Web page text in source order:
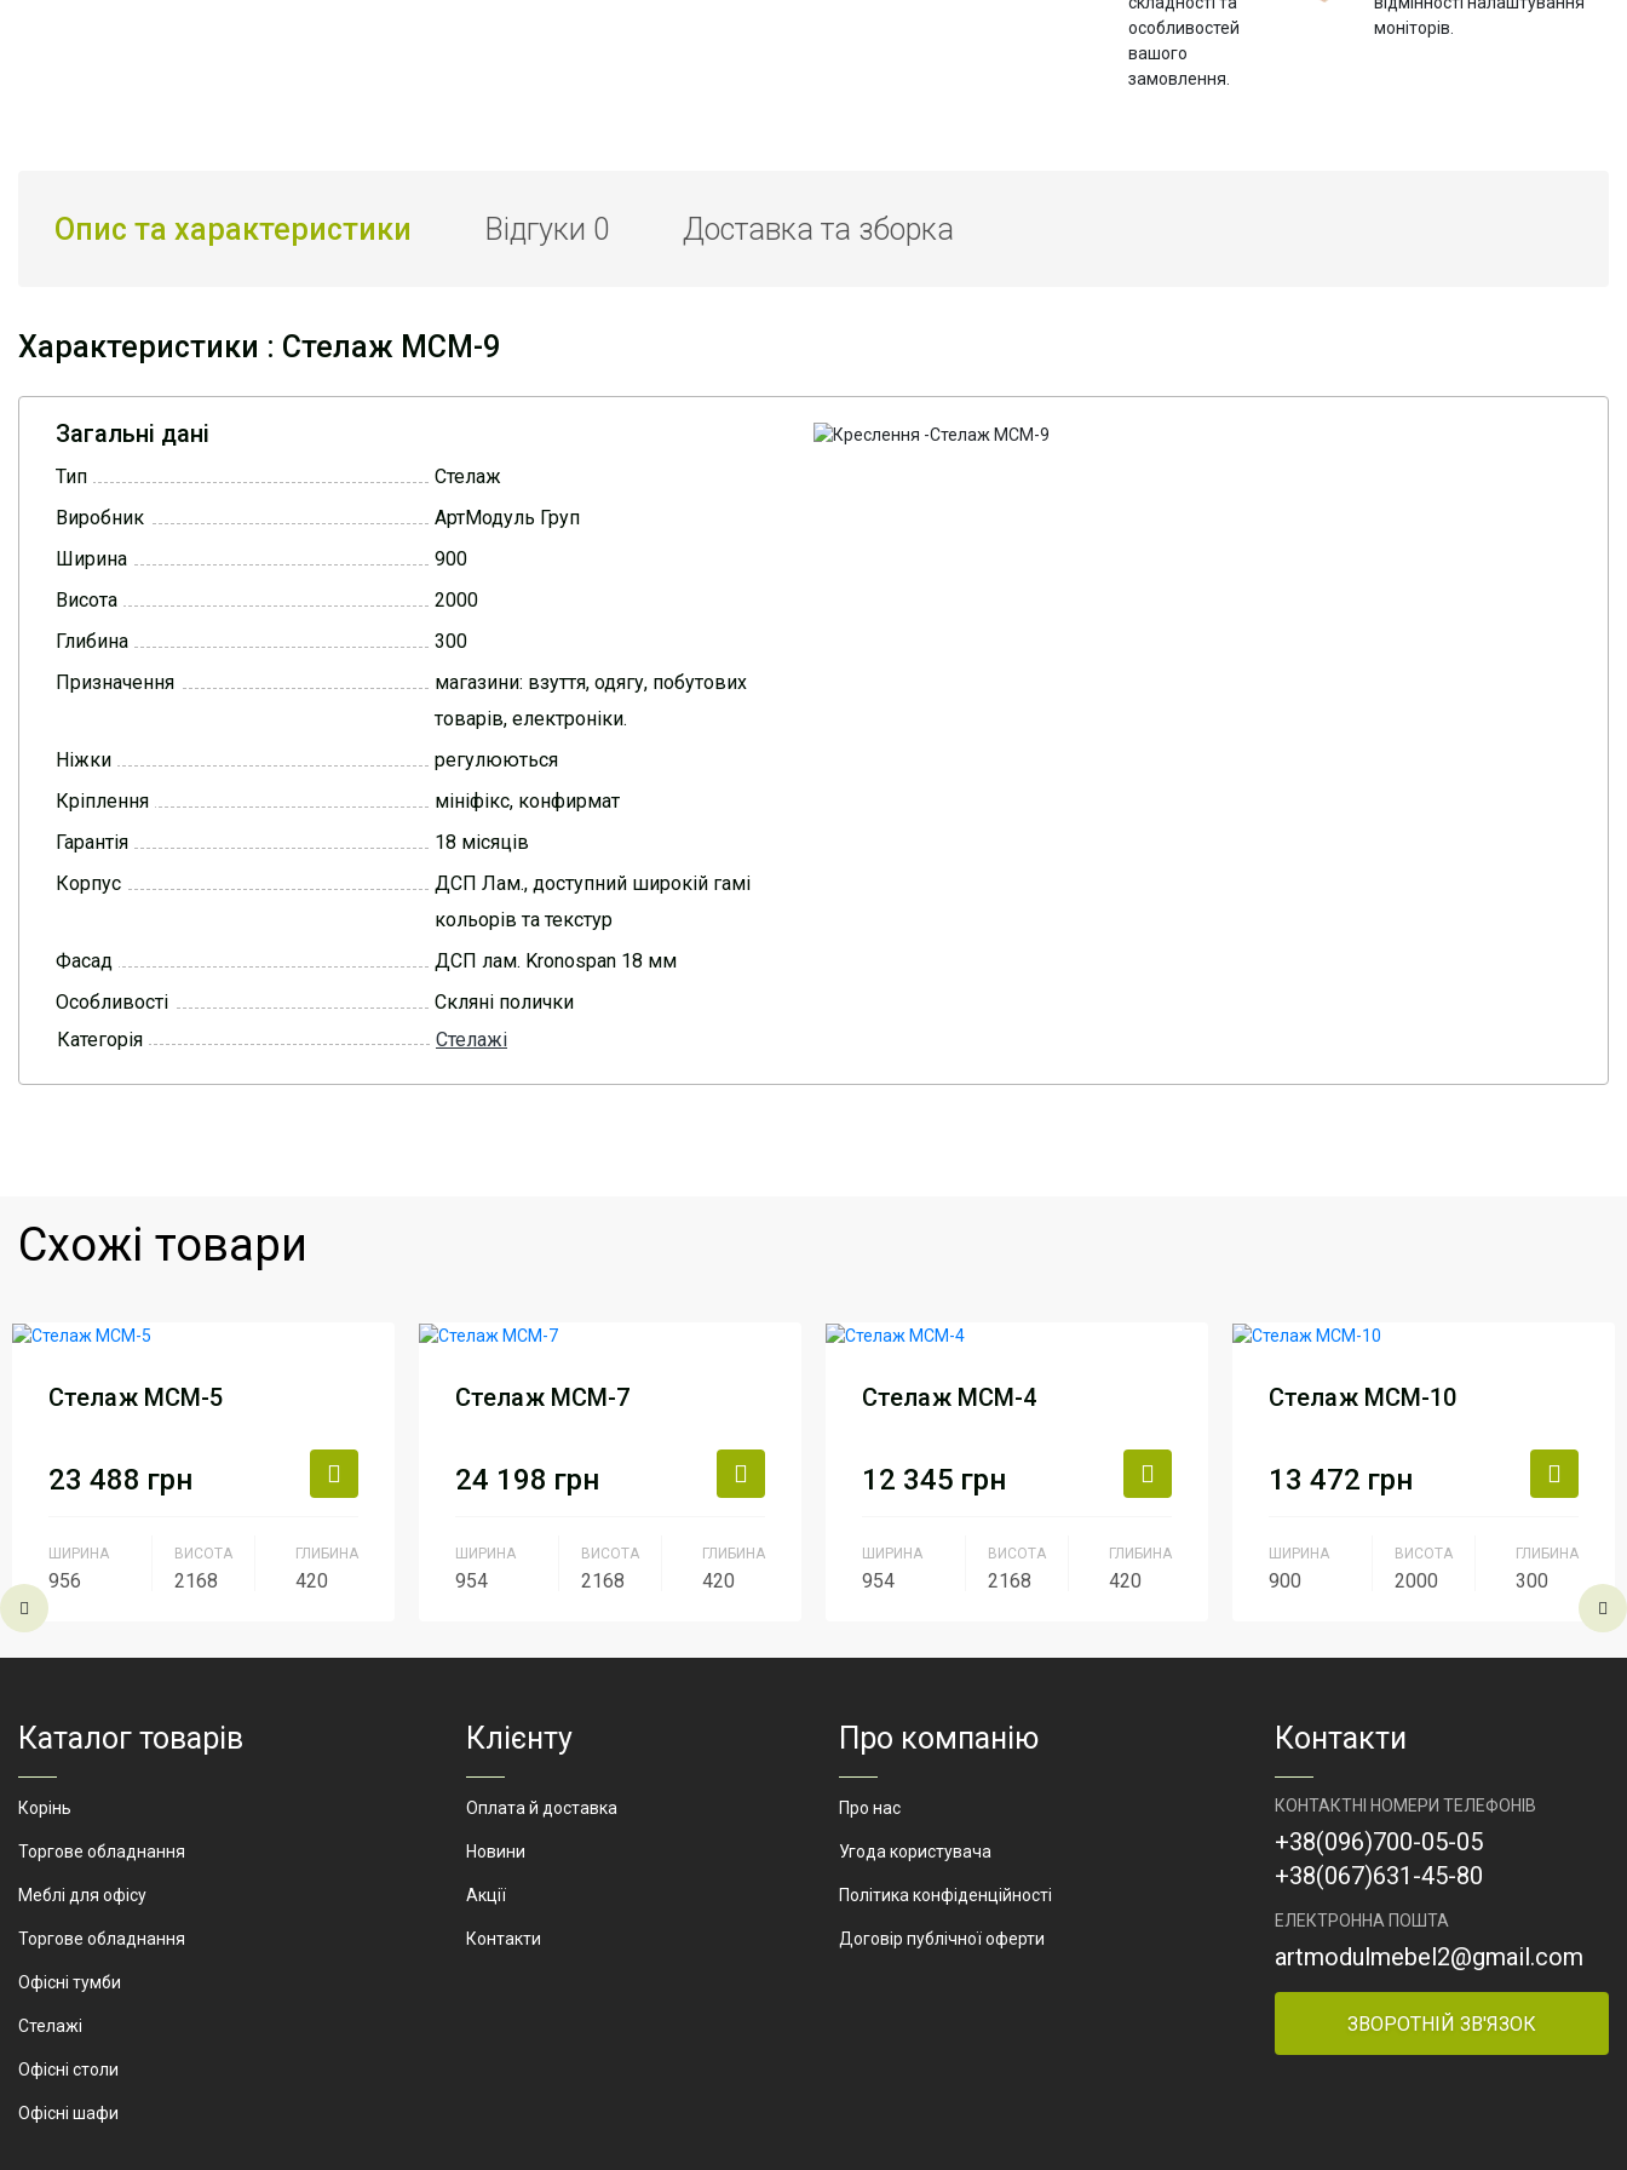
особливостей
вашого
замовлення.
моніторів.
Опис та характеристики Відгуки 0 Доставка та зборка
Характеристики : Стелаж МСМ-9
Загальні дані
Тип
Стелаж
Виробник
АртМодуль Груп
Ширина
900
Висота
2000
Глибина
300
Призначення
магазини: взуття, одягу, побутових
товарів, електроніки.
Ніжки
регулюються
Кріплення
мініфікс, конфирмат
Гарантія
18 місяців
Корпус
ДСП Лам., доступний широкій гамі
кольорів та текстур
Фасад
ДСП лам. Kronospan 18 мм
Особливості
Скляні полички
Категорія
Стелажі
Схожі товари
Стелаж МСМ-5
23 488 грн
ШИРИНА
956
ВИСОТА
2168
ГЛИБИНА
420
выпечки,
россыпных
Стелаж МСМ-7
24 198 грн
ШИРИНА
954
ВИСОТА
2168
ГЛИБИНА
420
Стелаж МСМ-4
12 345 грн
ШИРИНА
954
ВИСОТА
2168
ГЛИБИНА
420
взуття, одягу,
побутових
Стелаж МСМ-10
13 472 грн
ШИРИНА
900
ВИСОТА
2000
ГЛИБИНА
300
Каталог товарів
Корінь
Торгове обладнання
Меблі для офісу
Торгове обладнання
Офісні тумби
Стелажі
Офісні столи
Офісні шафи
Клієнту
Оплата й доставка
Новини
Акції
Контакти
Про компанію
Про нас
Угода користувача
Політика конфіденційності
Договір публічної оферти
Контакти
КОНТАКТНІ НОМЕРИ ТЕЛЕФОНІВ
+38(096)700-05-05
+38(067)631-45-80
ЕЛЕКТРОННА ПОШТА
artmodulmebel2@gmail.com
ЗВОРОТНІЙ ЗВ'ЯЗОК